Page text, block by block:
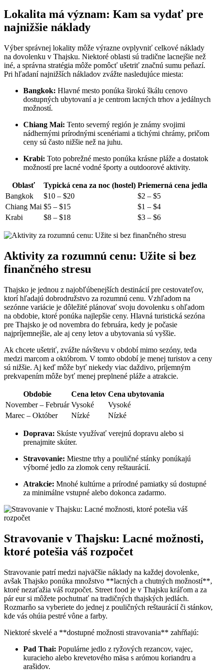
Lokalita má význam: Kam sa vydať pre
najnižšie náklady
Výber správnej lokality môže výrazne ovplyvniť celkové náklady
na dovolenku v Thajsku. Niektoré oblasti sú tradične lacnejšie než
iné, a správna stratégia môže pomôcť ušetriť značnú sumu peňazí.
Pri hľadaní najnižších nákladov zvážte nasledujúce miesta:
Bangkok: Hlavné mesto ponúka širokú škálu cenovo
dostupných ubytovaní a je centrom lacných trhov a jedálnych
možností.
Chiang Mai: Tento severný región je známy svojimi
nádhernými prírodnými scenériami a tichými chrámy, pričom
ceny sú často nižšie než na juhu.
Krabi: Toto pobrežné mesto ponúka krásne pláže a dostatok
možností pre lacné vodné športy a outdoorové aktivity.
Oblasť Typická cena za noc (hostel) Priemerná cena jedla
Bangkok
$10 – $20
$2 – $5
Chiang Mai $5 – $15
$1 – $4
Krabi
$8 – $18 $3 – $6
Aktivity za rozumnú cenu: Užite si bez
finančného stresu
Thajsko je jednou z najobľúbenejších destinácií pre cestovateľov,
ktorí hľadajú dobrodružstvo za rozumnú cenu. Vzhľadom na
sezónne variácie je dôležité plánovať svoju dovolenku s ohľadom
na obdobie, ktoré ponúka najlepšie ceny. Hlavná turistická sezóna
pre Thajsko je od novembra do februára, kedy je počasie
najpríjemnejšie, ale aj ceny letov a ubytovania sú vyššie.
Ak chcete ušetriť, zvážte návštevu v období mimo sezóny, teda
medzi marcom a októbrom. V tomto období je menej turistov a ceny
sú nižšie. Aj keď môže byť niekedy viac daždivo, príjemným
prekvapením môže byť menej preplnené pláže a atrakcie.
Obdobie Cena letov Cena ubytovania
November – Február Vysoké
Vysoké
Marec – Október
Nízké Nízké
Doprava: Skúste využívať verejnú dopravu alebo si
prenajmite skúter.
Stravovanie: Miestne trhy a pouličné stánky ponúkajú
výborné jedlo za zlomok ceny reštaurácií.
Atrakcie: Mnohé kultúrne a prírodné pamiatky sú dostupné
za minimálne vstupné alebo dokonca zadarmo.
Stravovanie v Thajsku: Lacné možnosti,
ktoré potešia váš rozpočet
Stravovanie patrí medzi najväčšie náklady na každej dovolenke,
avšak Thajsko ponúka množstvo **lacných a chutných možností**,
ktoré nezaťažia váš rozpočet. Street food je v Thajsku kráľom a za
pár eur si môžete pochutnať na tradičných thajských jedlách.
Rozmarňo sa vyberiete do jednej z pouličných reštaurácií či stánkov,
kde vás ohúia pestré vône a farby.
Niektoré skvelé a **dostupné možnosti stravovania** zahŕňajú:
Pad Thai: Populárne jedlo z ryžových rezancov, vajec,
kuracieho alebo krevetového mäsa s arómou koriandru a
arašidov.